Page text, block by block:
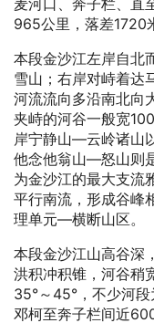
麦河口、奔子栏、直
965公里，落差1720
本段金沙江左岸自北
雪山；右岸对峙着达
河流流向多沿南北向
夹峙的河谷一般宽
岸宁静山—云岭诸山
他念他翁山—怒山则
为金沙江的最大支流
平行南流，形成谷峰
理单元—横断山区。
本段金沙江山高谷深
洪积冲积锥，河谷稍
35°～45°，不少河
邓柯至奔子栏间近